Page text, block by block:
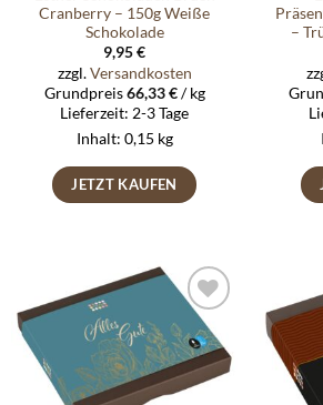
Cranberry – 150g Weiße
Schokolade
9,95€
zzgl.Versandkosten
Grundpreis66,33€/kg
Lieferzeit: 2-3 Tage
Inhalt: 0,15 kg
JETZT KAUFEN
–
Auf die
Wunschliste